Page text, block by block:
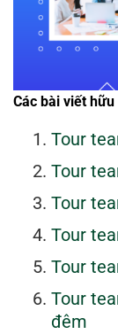
Các bài viết
Tour
Tour
Tour
Tour
Tour
Tour
đêm